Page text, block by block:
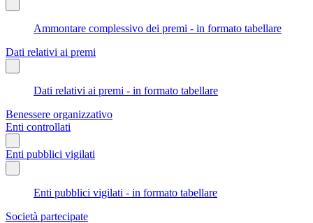
Ammontare complessivo dei premi - in formato tabellare
Dati relativi ai premi
Dati relativi ai premi - in formato tabellare
Benessere organizzativo
Enti controllati
Enti pubblici vigilati
Enti pubblici vigilati - in formato tabellare
Società partecipate